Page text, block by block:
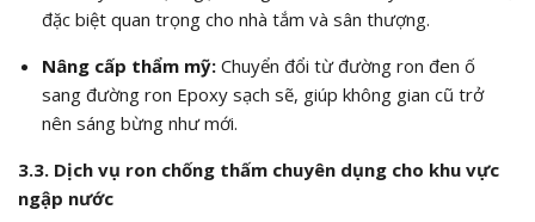
đặc biệt quan trọng cho nhà tắm và sân thượng.
Nâng cấp thẩm mỹ:Chuyển đổi từ đường ron đen ố
sang đường ron Epoxy sạch sẽ, giúp không gian cũ trở
nên sáng bừng như mới.
3.3. Dịch vụ ron chống thấm chuyên dụng cho khu vực
ngập nước